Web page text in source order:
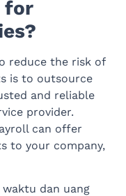
for
reduce the risk of
is to outsource
and reliable
provider.
can offer
to your company,
waktu dan uang